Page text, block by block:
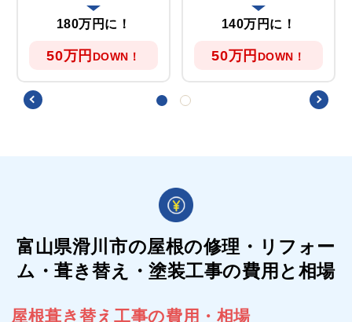
180万円に！
50万円 DOWN！
140万円に！
50万円 DOWN！
富山県滑川市の屋根の修理・リフォー
ム・葺き替え・塗装工事の費用と相場
屋根葺き替え工事の費用・相場